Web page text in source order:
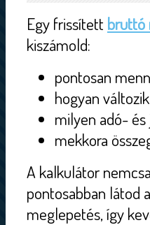
Egy frissített bruttó
kiszámold:
pontosan
hogyan
milyen adó-
mekkora
A kalkulátor
pontosabban látod
meglepetés, így